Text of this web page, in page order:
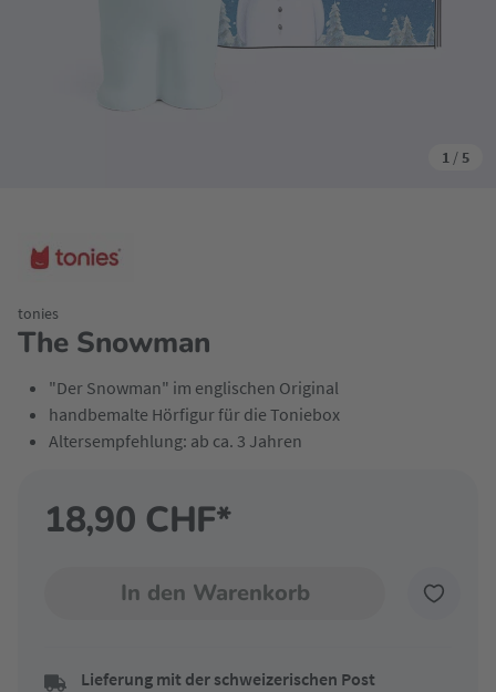
1 / 5
The Snowman
tonies
"Der Snowman" im englischen Original
handbemalte Hörfigur für die Toniebox
Altersempfehlung: ab ca. 3 Jahren
18,90 CHF*
In den Warenkorb
Lieferung mit der schweizerischen Post